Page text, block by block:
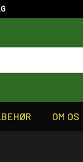
OM OS